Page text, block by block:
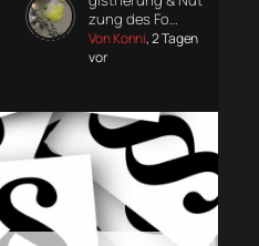
zung des Fo…
Von Konni, 2 Tagen
vor